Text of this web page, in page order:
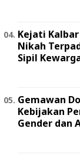
Kejati
Nikah
Sipil
Gemawan
Kebijakan
Gender dan